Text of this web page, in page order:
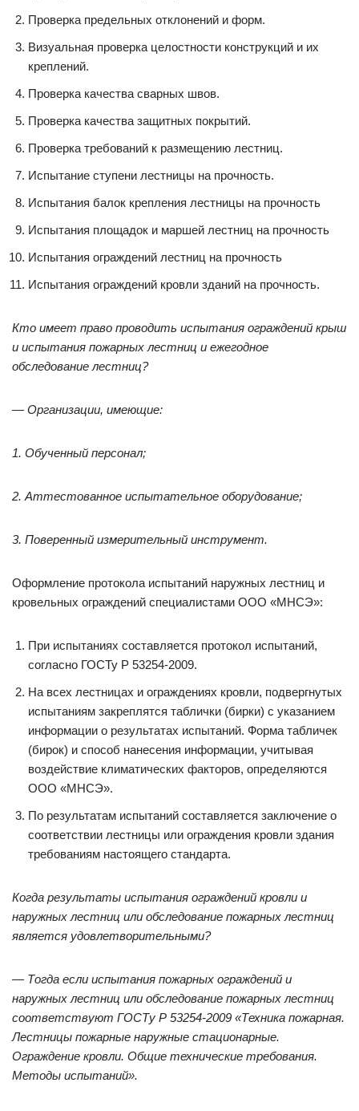
Проверка предельных отклонений и форм.
Визуальная проверка целостности конструкций и их
креплений.
Проверка качества сварных швов.
Проверка качества защитных покрытий.
Проверка требований к размещению лестниц.
Испытание ступени лестницы на прочность.
Испытания балок крепления лестницы на прочность
Испытания площадок и маршей лестниц на прочность
Испытания ограждений лестниц на прочность
Испытания ограждений кровли зданий на прочность.
Кто имеет право проводить испытания ограждений крыш
и испытания пожарных лестниц и ежегодное
обследование лестниц?
— Организации, имеющие:
1. Обученный персонал;
2. Аттестованное испытательное оборудование;
3. Поверенный измерительный инструмент.
Оформление протокола испытаний наружных лестниц и
кровельных ограждений специалистами ООО «МНСЭ»:
При испытаниях составляется протокол испытаний,
согласно ГОСТу Р 53254-2009.
На всех лестницах и ограждениях кровли, подвергнутых
испытаниям закреплятся таблички (бирки) с указанием
информации о результатах испытаний. Форма табличек
(бирок) и способ нанесения информации, учитывая
воздействие климатических факторов, определяются
ООО «МНСЭ».
По результатам испытаний составляется заключение о
соответствии лестницы или ограждения кровли здания
требованиям настоящего стандарта.
Когда результаты испытания ограждений кровли и
наружных лестниц или обследование пожарных лестниц
является удовлетворительными?
— Тогда если испытания пожарных ограждений и
наружных лестниц или обследование пожарных лестниц
соответствуют ГОСТу Р 53254-2009 «Техника пожарная.
Лестницы пожарные наружные стационарные.
Ограждение кровли. Общие технические требования.
Методы испытаний».